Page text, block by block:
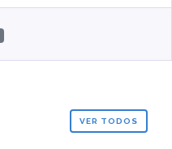
VER TODOS